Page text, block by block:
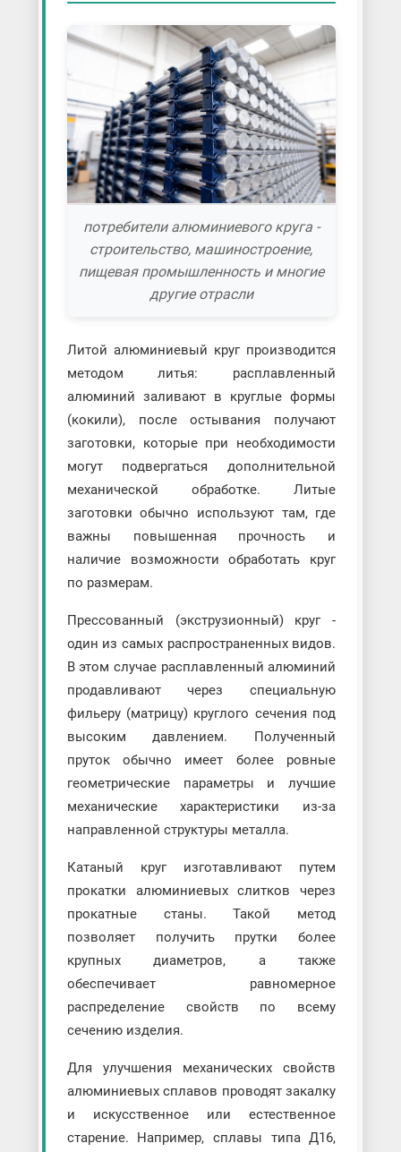
потребители алюминиевого круга -
строительство, машиностроение,
пищевая промышленность и многие
другие отрасли
Литой алюминиевый круг производится
методом литья: расплавленный
алюминий заливают в круглые формы
(кокили), после остывания получают
заготовки, которые при необходимости
могут подвергаться дополнительной
механической обработке. Литые
заготовки обычно используют там, где
важны повышенная прочность и
наличие возможности обработать круг
по размерам.
Прессованный (экструзионный) круг -
один из самых распространенных видов.
В этом случае расплавленный алюминий
продавливают через специальную
фильеру (матрицу) круглого сечения под
высоким давлением. Полученный
пруток обычно имеет более ровные
геометрические параметры и лучшие
механические характеристики из-за
направленной структуры металла.
Катаный круг изготавливают путем
прокатки алюминиевых слитков через
прокатные станы. Такой метод
позволяет получить прутки более
крупных диаметров, а также
обеспечивает равномерное
распределение свойств по всему
сечению изделия.
Для улучшения механических свойств
алюминиевых сплавов проводят закалку
и искусственное или естественное
старение. Например, сплавы типа Д16,